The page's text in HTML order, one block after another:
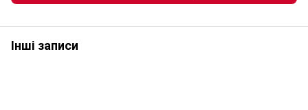
Інші записи